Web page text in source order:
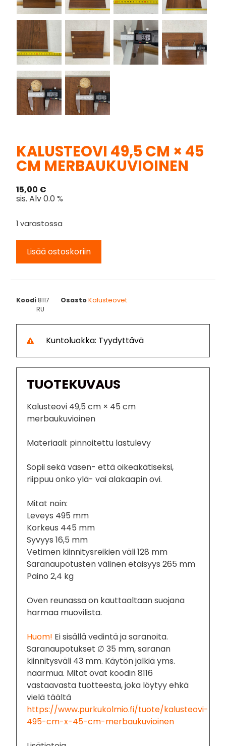
KALUSTEOVI 49,5 CM × 45
CM MERBAUKUVIOINEN
15,00 €
sis. Alv 0.0 %
1 varastossa
Lisää ostoskoriin
Koodi8117 OsastoKalusteovet
RU
Kuntoluokka: Tyydyttävä
TUOTEKUVAUS
Kalusteovi 49,5 cm × 45 cm
merbaukuvioinen
Materiaali: pinnoitettu lastulevy
Sopii sekä vasen- että oikeakätiseksi,
riippuu onko ylä- vai alakaapin ovi.
Mitat noin:
Leveys 495 mm
Korkeus 445 mm
Syvyys 16,5 mm
Vetimen kiinnitysreikien väli 128 mm
Saranaupotusten välinen etäisyys 265 mm
Paino 2,4 kg
Oven reunassa on kauttaaltaan suojana
harmaa muovilista.
Huom! Ei sisällä vedintä ja saranoita.
Saranaupotukset ∅ 35 mm, saranan
kiinnitysväli 43 mm. Käytön jälkiä yms.
naarmua. Mitat ovat koodin 8116
vastaavasta tuotteesta, joka löytyy ehkä
vielä täältä
https://www.purkukolmio.fi/tuote/kalusteovi-
495-cm-x-45-cm-merbaukuvioinen